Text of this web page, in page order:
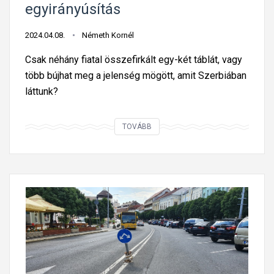
z
U
n
?
b
d
e
k
e
s
egyirányúsítás
2024.04.08. Németh Kornél
Csak néhány fiatal összefirkált egy-két táblát, vagy
több bújhat meg a jelenség mögött, amit Szerbiában
láttunk?
TOVÁBB
t
e
t
s
z
e
t